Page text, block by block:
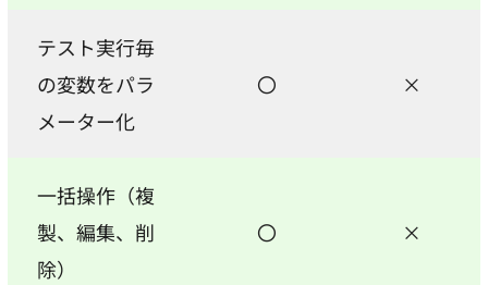
テスト実行毎
の変数をパラ
メーター化
〇 ×
一括操作（複
製、編集、削
除）
〇 ×